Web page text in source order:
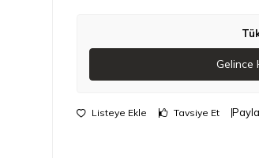
Gelince
Listeye Ekle Tavsiye Et